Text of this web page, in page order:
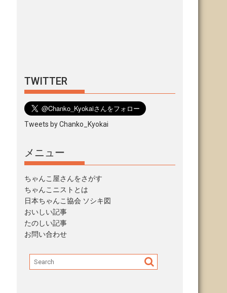
TWITTER
Tweets by Chanko_Kyokai
メニュー
ちゃんこ屋さんをさがす
ちゃんこニストとは
日本ちゃんこ協会 ソシキ図
おいしい記事
たのしい記事
お問い合わせ